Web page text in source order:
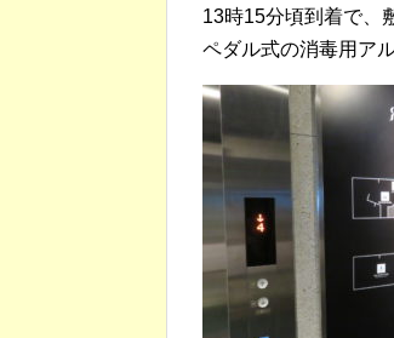
13時15分頃到着で、
ペダル式の消毒用ア